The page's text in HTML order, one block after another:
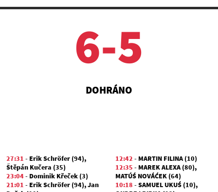
6-5
DOHRÁNO
27:31 - Erik Schröfer (94),
Štěpán Kučera (35)
23:04- Dominik Křeček (3)
21:01 - Erik Schröfer (94),Jan
12:42 - MARTIN FILINA (10)
12:35 - MAREK ALEXA (80),
MATÚŚ NOVÁĆEK (64)
10:18 -SAMUEL UKUŚ (10),